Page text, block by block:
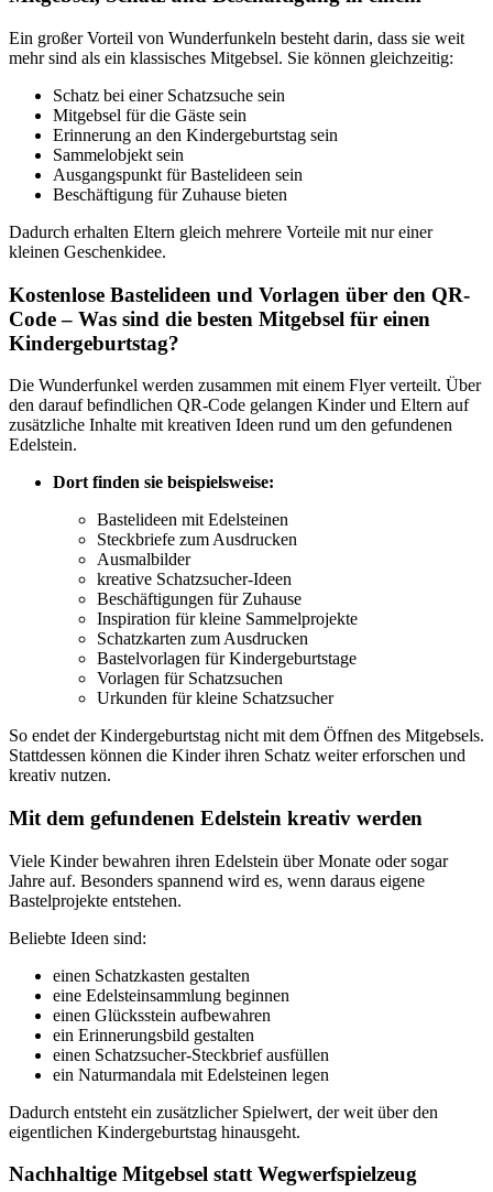
Ein großer Vorteil von Wunderfunkeln besteht darin, dass sie weit
mehr sind als ein klassisches Mitgebsel. Sie können gleichzeitig:
Schatz bei einer Schatzsuche sein
Mitgebsel für die Gäste sein
Erinnerung an den Kindergeburtstag sein
Sammelobjekt sein
Ausgangspunkt für Bastelideen sein
Beschäftigung für Zuhause bieten
Dadurch erhalten Eltern gleich mehrere Vorteile mit nur einer
kleinen Geschenkidee.
Kostenlose Bastelideen und Vorlagen über den QR-
Code – Was sind die besten Mitgebsel für einen
Kindergeburtstag?
Die Wunderfunkel werden zusammen mit einem Flyer verteilt. Über
den darauf befindlichen QR-Code gelangen Kinder und Eltern auf
zusätzliche Inhalte mit kreativen Ideen rund um den gefundenen
Edelstein.
Dort finden sie beispielsweise:
Bastelideen mit Edelsteinen
Steckbriefe zum Ausdrucken
Ausmalbilder
kreative Schatzsucher-Ideen
Beschäftigungen für Zuhause
Inspiration für kleine Sammelprojekte
Schatzkarten zum Ausdrucken
Bastelvorlagen für Kindergeburtstage
Vorlagen für Schatzsuchen
Urkunden für kleine Schatzsucher
So endet der Kindergeburtstag nicht mit dem Öffnen des Mitgebsels.
Stattdessen können die Kinder ihren Schatz weiter erforschen und
kreativ nutzen.
Mit dem gefundenen Edelstein kreativ werden
Viele Kinder bewahren ihren Edelstein über Monate oder sogar
Jahre auf. Besonders spannend wird es, wenn daraus eigene
Bastelprojekte entstehen.
Beliebte Ideen sind:
einen Schatzkasten gestalten
eine Edelsteinsammlung beginnen
einen Glücksstein aufbewahren
ein Erinnerungsbild gestalten
einen Schatzsucher-Steckbrief ausfüllen
ein Naturmandala mit Edelsteinen legen
Dadurch entsteht ein zusätzlicher Spielwert, der weit über den
eigentlichen Kindergeburtstag hinausgeht.
Nachhaltige Mitgebsel statt Wegwerfspielzeug